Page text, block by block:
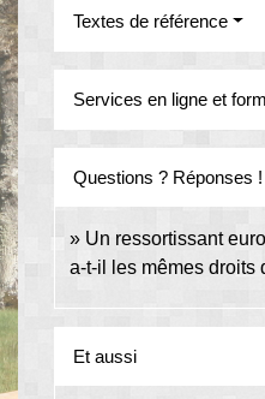
Textes de référence
Services en ligne et
Questions ? Réponses !
Un ressortissant
a-t-il les mêmes droits
Et aussi